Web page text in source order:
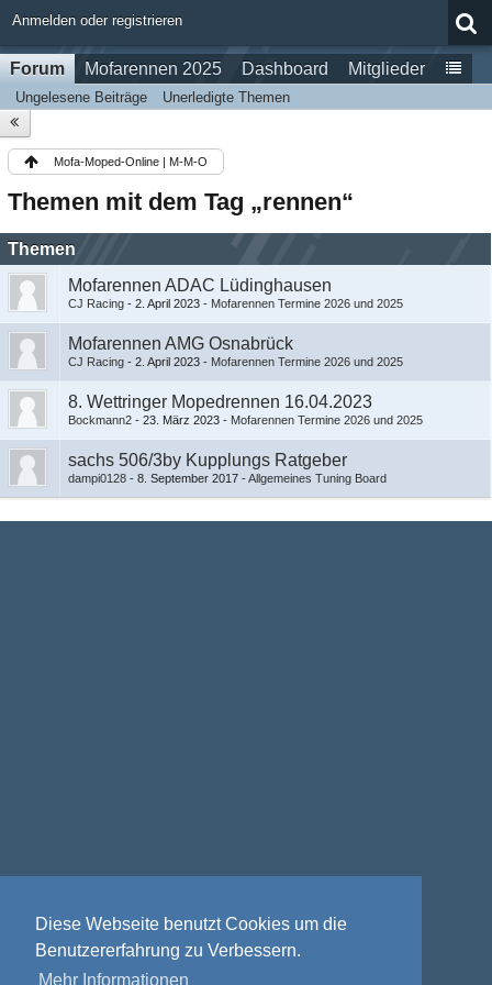
Diese Webseite benutzt Cookies um die
Benutzererfahrung zu Verbessern.
Mehr Informationen
Anmelden oder registrieren
Forum Mofarennen 2025 Dashboard Mitglieder
Ungelesene Beiträge Unerledigte Themen
Mofa-Moped-Online | M-M-O
Themen mit dem Tag „rennen“
Themen
Mofarennen ADAC Lüdinghausen
CJ Racing - 2. April 2023 - Mofarennen Termine 2026 und 2025
Mofarennen AMG Osnabrück
CJ Racing - 2. April 2023 - Mofarennen Termine 2026 und 2025
8. Wettringer Mopedrennen 16.04.2023
Bockmann2 - 23. März 2023 - Mofarennen Termine 2026 und 2025
sachs 506/3by Kupplungs Ratgeber
dampi0128 - 8. September 2017 -Allgemeines Tuning Board